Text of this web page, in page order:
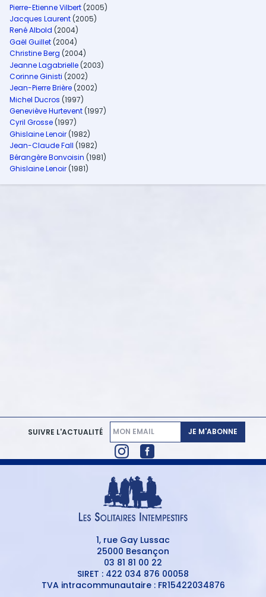
Pierre-Etienne Vilbert (2005)
Jacques Laurent (2005)
René Albold (2004)
Gaël Guillet (2004)
Christine Berg (2004)
Jeanne Lagabrielle (2003)
Corinne Ginisti (2002)
Jean-Pierre Brière (2002)
Michel Ducros (1997)
Geneviève Hurtevent (1997)
Cyril Grosse (1997)
Ghislaine Lenoir (1982)
Jean-Claude Fall (1982)
Bérangère Bonvoisin (1981)
Ghislaine Lenoir (1981)
SUIVRE L'ACTUALITÉ JE M'ABONNE
1, rue Gay Lussac
25000 Besançon
03 81 81 00 22
SIRET : 422 034 876 00058
TVA intracommunautaire : FR15422034876